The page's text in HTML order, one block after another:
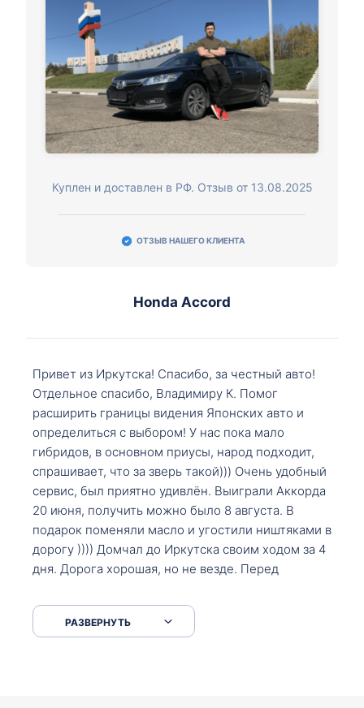
Куплен и доставлен в РФ. Отзыв от 13.08.2025
ОТЗЫВ НАШЕГО КЛИЕНТА
Honda Accord
Привет из Иркутска! Спасибо, за честный авто!
Отдельное спасибо, Владимиру К. Помог
расширить границы видения Японских авто и
определиться с выбором! У нас пока мало
гибридов, в основном приусы, народ подходит,
спрашивает, что за зверь такой))) Очень удобный
сервис, был приятно удивлён. Выиграли Аккорда
20 июня, получить можно было 8 августа. В
подарок поменяли масло и угостили ништяками в
дорогу )))) Домчал до Иркутска своим ходом за 4
дня. Дорога хорошая, но не везде. Перед
серпантинах по пути следования.
РАЗВЕРНУТЬ